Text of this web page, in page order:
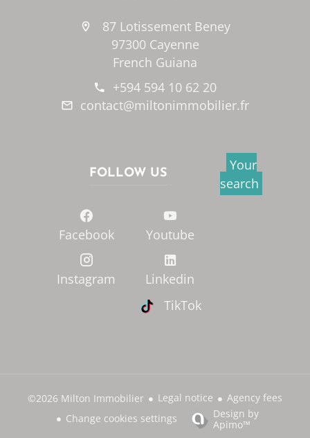
87 Lotissement Beney
97300 Cayenne
French Guiana
+594 594 10 62 20
contact@miltonimmobilier.fr
FOLLOW US
Facebook
Instagram
Youtube
Linkedin
TikTok
Your
search
©2026 Milton Immobilier Legal notice
Agency fees
Change cookies settings
Design by
Apimo™